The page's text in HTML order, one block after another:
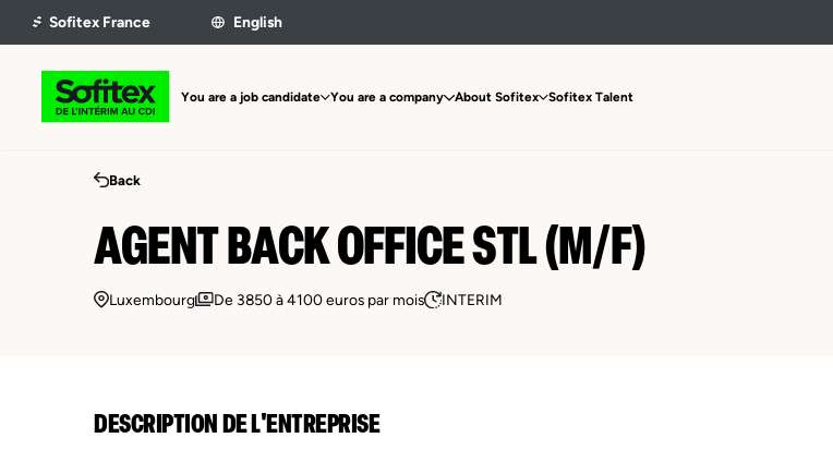
You are a job candidate You are a company About Sofitex Sofitex Talent
Back
AGENT BACK OFFICE STL (M/F)
Luxembourg De 3850 à 4100 euros par mois INTERIM
DESCRIPTION DE L'ENTREPRISE